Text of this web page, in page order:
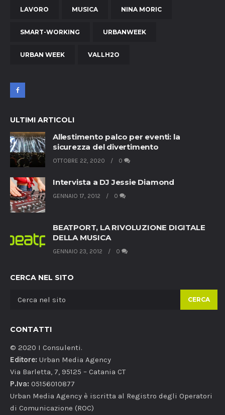
LAVORO MUSICA NINA MORIC
SMART-WORKING URBANWEEK
URBAN WEEK VALLH2O
ULTIMI ARTICOLI
Allestimento palco per eventi: la
sicurezza del divertimento
OTTOBRE 22, 2020 0
Intervista a DJ Jessie Diamond
GENNAIO 17, 2012 0
BEATPORT, LA RIVOLUZIONE DIGITALE
DELLA MUSICA
GENNAIO 23, 2012 0
CERCA NEL SITO
CERCA
CONTATTI
© 2020 I Consulenti.
Editore: Urban Media Agency
Via Barletta, 7, 95125 – Catania CT
P.Iva: 05156010877
Urban Media Agency è iscritta al Registro degli Operatori
di Comunicazione (ROC)